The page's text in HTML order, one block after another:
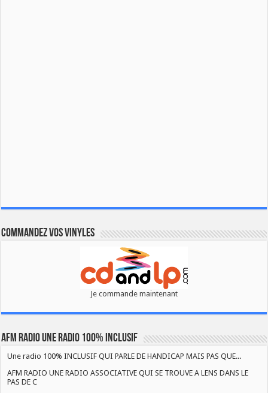
Commandez vos vinyles
Je commande maintenant
AFM RADIO UNE RADIO 100% INCLUSIF
Une radio 100% INCLUSIF QUI PARLE DE HANDICAP MAIS PAS QUE...
AFM RADIO UNE RADIO ASSOCIATIVE QUI SE TROUVE A LENS DANS LE
PAS DE C